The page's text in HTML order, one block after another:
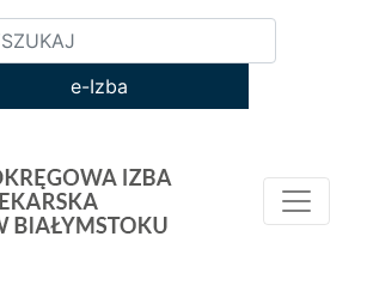
e-Izba